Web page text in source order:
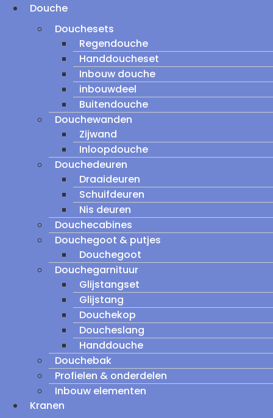
Douche
Douchesets
Regendouche
Handdoucheset
Inbouw douche
inbouwdeel
Buitendouche
Douchewanden
Zijwand
Inloopdouche
Douchedeuren
Draaideuren
Schuifdeuren
Nis deuren
Douchecabines
Douchegoot & putjes
Douchegoot
Douchegarnituur
Glijstangset
Glijstang
Douchekop
Doucheslang
Handdouche
Douchebak
Profielen & onderdelen
Inbouw elementen
Kranen